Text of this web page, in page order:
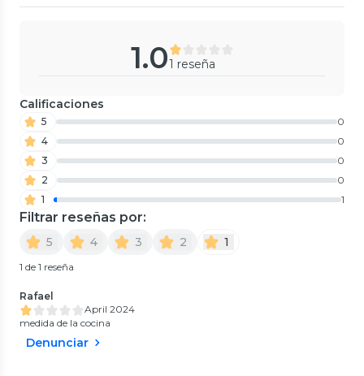
1.01 reseña
Calificaciones
5
0
4
0
3
0
2
0
1
1
Filtrar reseñas por:
5 4 3 2 1
1 de 1 reseña
Rafael
April 2024
medida de la cocina
Denunciar